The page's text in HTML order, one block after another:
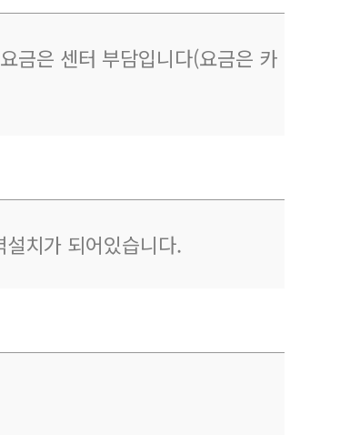
금은 센터 부담입니다(요금은 카
치가 되어있습니다.